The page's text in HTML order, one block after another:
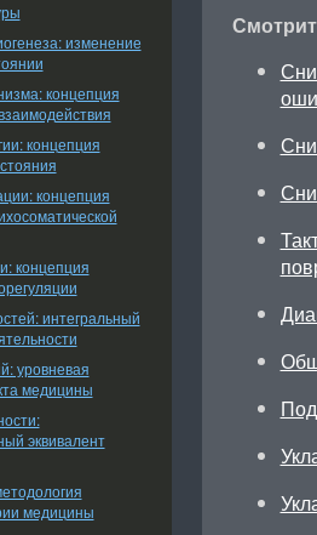
изменение
концепция
концепция
концепция
концепция
интегральный
уровневая
медицины
эквивалент
медицины